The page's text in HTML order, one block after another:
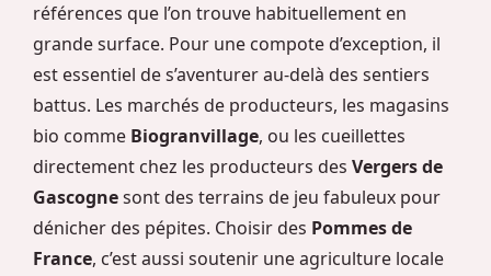
références que l’on trouve habituellement en
grande surface. Pour une compote d’exception, il
est essentiel de s’aventurer au-delà des sentiers
battus. Les marchés de producteurs, les magasins
bio comme Biogranvillage, ou les cueillettes
directement chez les producteurs des Vergers de
Gascognesont des terrains de jeu fabuleux pour
dénicher des pépites. Choisir des Pommes de
France, c’est aussi soutenir une agriculture locale